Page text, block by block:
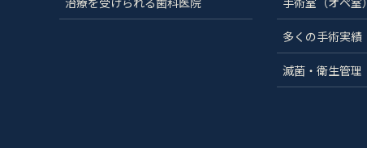
多くの手術実績
滅菌・衛生管理